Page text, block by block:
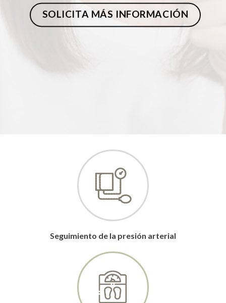
SOLICITA MÁS INFORMACIÓN
Seguimiento de la presión arterial